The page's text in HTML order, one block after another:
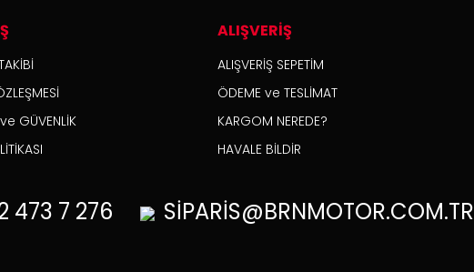
GÜVENLİK
ALIŞVERİŞ
ALIŞVERİŞ SEPETİM
ÖDEME ve TESLİMAT
KARGOM NEREDE?
HAVALE BİLDİR
473 7 276 SİPARİS@BRNMOTOR.COM.TR